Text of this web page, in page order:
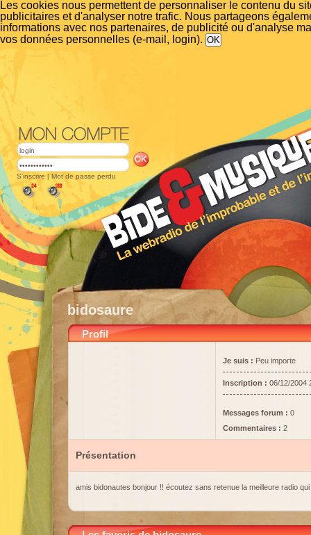
Les cookies nous permettent de personnaliser le contenu du
publicitaires et d'analyser notre trafic. Nous partageons
informations avec nos partenaires, de publicité ou d'analyse
vos données personnelles (e-mail, login).
S'inscrire | Mot de passe perdu
bidosaure
Profil
Je suis : Peu importe
Inscription : 06/12/2004
Messages forum : 0
Commentaires : 2
Présentation
amis bidonautes bonjour !! écoutez sans retenue la meilleure radio